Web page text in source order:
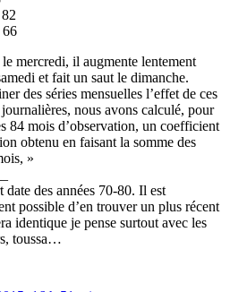
66
mercredi, il augmente lentement
et fait un saut le dimanche.
des séries mensuelles l’effet de ces
nous avons calculé, pour
84 mois d’observation, un coefficient
obtenu en faisant la somme des
»
date des années 70-80. Il est
possible d’en trouver un plus récent
identique je pense surtout avec les
toussa…